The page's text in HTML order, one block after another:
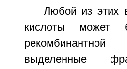
Любой из этих
кислоты может
выделенные